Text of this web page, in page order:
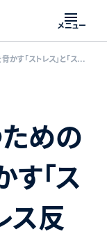
メニュー
心の健康を保つための知識：生体を脅かす「ストレス」と「ストレス反応」とは
めの
「ス
ス反